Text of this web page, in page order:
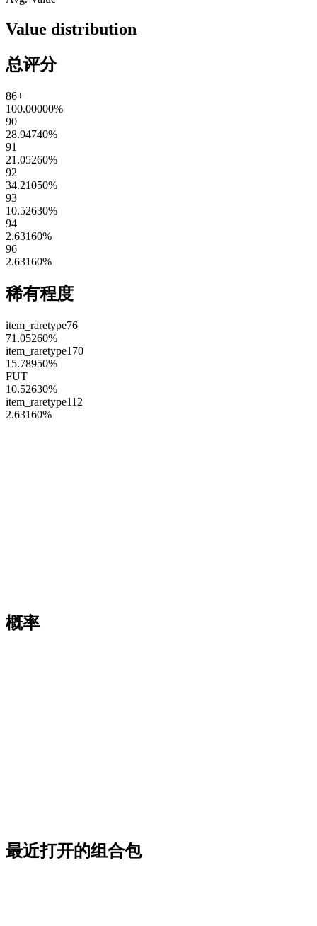
Value distribution
总评分
86+
100.00000%
90
28.94740%
91
21.05260%
92
34.21050%
93
10.52630%
94
2.63160%
96
2.63160%
稀有程度
item_raretype76
71.05260%
item_raretype170
15.78950%
FUT
10.52630%
item_raretype112
2.63160%
概率
最近打开的组合包